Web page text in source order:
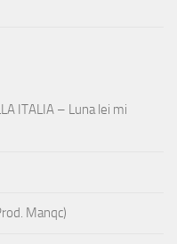
ITALIA – Luna lei mi
Manqc)